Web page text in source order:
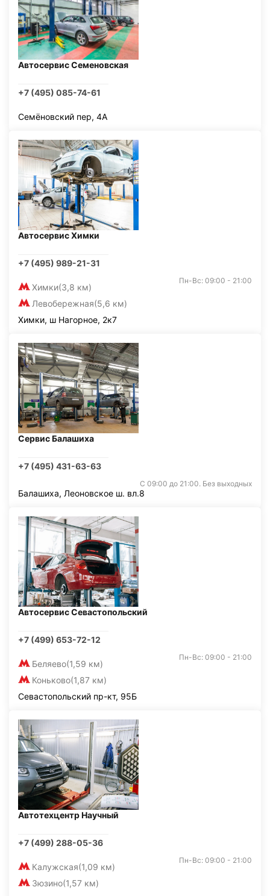
Автосервис Семеновская
+7 (495) 085-74-61
Семёновский пер, 4А
Автосервис Химки
+7 (495) 989-21-31
Химки(3,8 км)
Левобережная(5,6 км)
Пн-Вс: 09:00 - 21:00
Химки, ш Нагорное, 2к7
Сервис Балашиха
+7 (495) 431-63-63
С 09:00 до 21:00. Без выходных
Балашиха, Леоновское ш. вл.8
Автосервис Севастопольский
+7 (499) 653-72-12
Беляево(1,59 км)
Коньково(1,87 км)
Пн-Вс: 09:00 - 21:00
Севастопольский пр-кт, 95Б
Автотехцентр Научный
+7 (499) 288-05-36
Калужская(1,09 км)
Зюзино(1,57 км)
Пн-Вс: 09:00 - 21:00